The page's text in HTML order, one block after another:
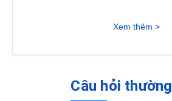
Xem thêm >
Câu hỏi